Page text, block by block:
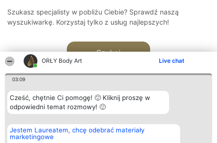
ORŁY Body Art Live chat
03:09
Cześć, chętnie Ci pomogę! 🙂 Kliknij proszę w
odpowiedni temat rozmowy! 🙂
Jestem Laureatem, chcę odebrać materiały
marketingowe
Szukasz specjalisty w pobliżu Ciebie? Sprawdź naszą
wyszukiwarkę. Korzystaj tylko z usług najlepszych!
Szukaj
Organizator plebiscytu
Bright Side Solutions sp. z o.
o. sp. k.
Plebiscyt
Laureaci
Kontakt
Kontakt